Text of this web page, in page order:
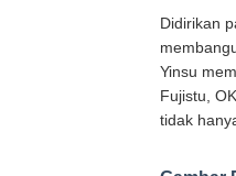
Didirikan
Yinsu
Fujistu,
tidak